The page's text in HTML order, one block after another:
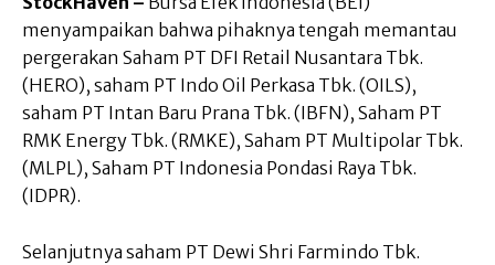
menyampaikan bahwa pihaknya tengah memantau
pergerakan Saham PT DFI Retail Nusantara Tbk.
(HERO), saham PT Indo Oil Perkasa Tbk. (OILS),
saham PT Intan Baru Prana Tbk. (IBFN), Saham PT
RMK Energy Tbk. (RMKE), Saham PT Multipolar Tbk.
(MLPL), Saham PT Indonesia Pondasi Raya Tbk.
(IDPR).
Selanjutnya saham PT Dewi Shri Farmindo Tbk.